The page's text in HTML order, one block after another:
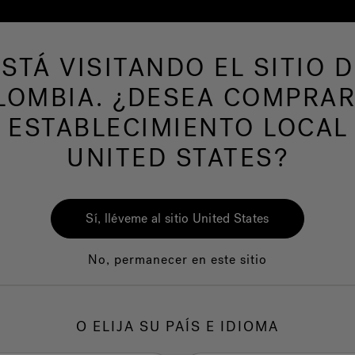
DE NATACION Nuestra marca Centro
VISITANDO EL SITIO
¿DESEA
ESTABLECIMIENTO
UNITED STATES?
Sí, lléveme al sitio United States
No, permanecer en este sitio
O ELIJA SU PAÍS E IDIOMA